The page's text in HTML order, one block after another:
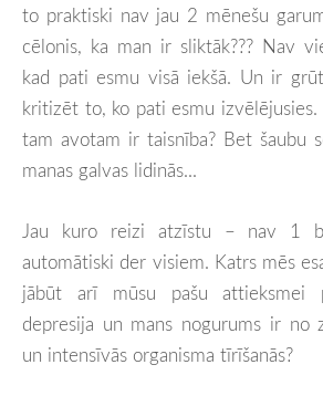
to praktiski nav jau 2 mēnešu
cēlonis, ka man ir sliktāk??? Nav
kad pati esmu visā iekšā. Un ir
kritizēt to, ko pati esmu
tam avotam ir taisnība? Bet šaubu
manas galvas lidinās...
Jau kuro reizi atzīstu – nav 1
automātiski der visiem. Katrs mēs
jābūt arī mūsu pašu attieksmei
depresija un mans nogurums ir no
un intensīvās organisma tīrīšanās?